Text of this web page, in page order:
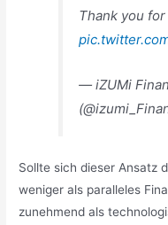
Thank you
— iZUMi
Sollte sich dieser Ansatz
weniger als paralleles
zunehmend als